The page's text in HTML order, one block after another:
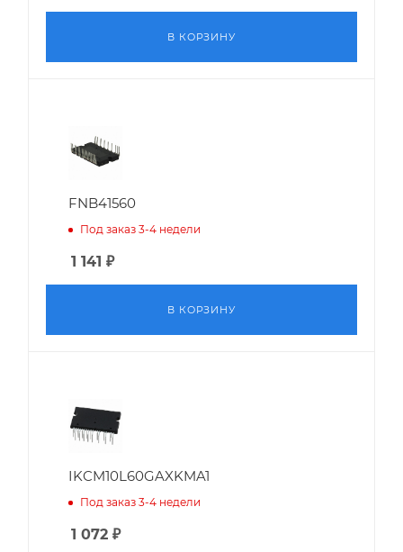
В КОРЗИНУ
FNB41560
Под заказ 3-4 недели
1 141 ₽
В КОРЗИНУ
IKCM10L60GAXKMA1
Под заказ 3-4 недели
1 072 ₽